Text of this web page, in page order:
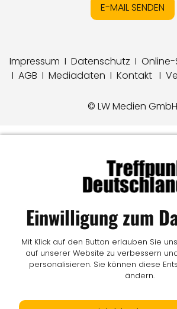
E-MAIL SENDEN
Impressum I Datenschutz I
I AGB I Mediadaten I Kontakt I
© LW Medien GmbH
Einwilligung zum
Mit Klick auf den Button erlauben Sie
auf unserer Website zu verbessern
personalisieren. Sie können diese
ändern.